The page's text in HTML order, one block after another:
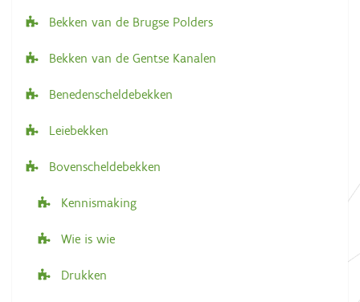
a
i
g
t
Bekken van de Brugse Polders
Bekken van de Gentse Kanalen
Benedenscheldebekken
Leiebekken
Bovenscheldebekken
Kennismaking
Wie is wie
Drukken